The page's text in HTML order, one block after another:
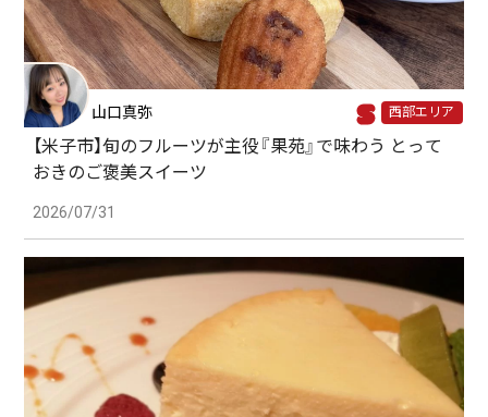
山口真弥 西部エリア
【米子市】旬のフルーツが主役『果苑』で味わう とって
おきのご褒美スイーツ
2026/07/31